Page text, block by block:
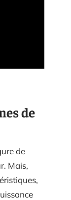
de
de
Mais,